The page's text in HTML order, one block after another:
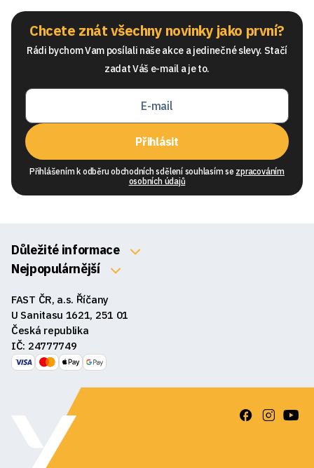
Chcete znát všechny novinky jako první?
Rádi bychom Vam posílali naše akce a jedinečné slevy. Stačí
zadat Váš e-mail a je to.
Přihlásit
Přihlášením k odběru obchodních sdělení souhlasím se zpracováním
osobních údajů
Důležité informace
O nás
Obchodní podmínky
Reklamace a vrácení zboží
GDPR
Nejpopulárnější
Sluchátka
Reproduktory
FAST ČR, a.s. Říčany
U Sanitasu 1621, 251 01
Česká republika
IČ: 24777749